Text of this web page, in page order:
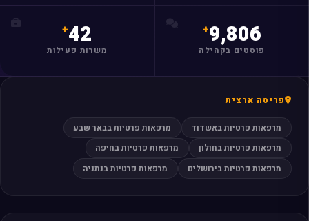
9,806
פוסטים בקהילה
42
משרות פעילות
פריסה ארצית
מרפאות פרטיות באשדוד
מרפאות פרטיות בבאר שבע
מרפאות פרטיות בחולון
מרפאות פרטיות בחיפה
מרפאות פרטיות בירושלים
מרפאות פרטיות בנתניה